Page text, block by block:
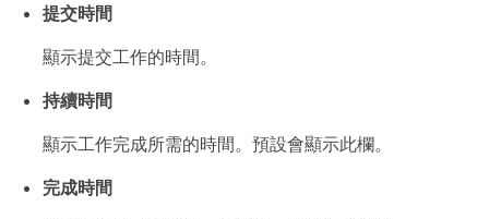
提交時間
顯示提交工作的時間。
持續時間
顯示工作完成所需的時間。預設會顯示此欄。
完成時間